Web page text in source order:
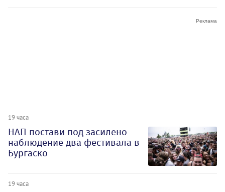
19 часа
НАП постави под засилено
наблюдение два фестивала в
Бургаско
19 часа